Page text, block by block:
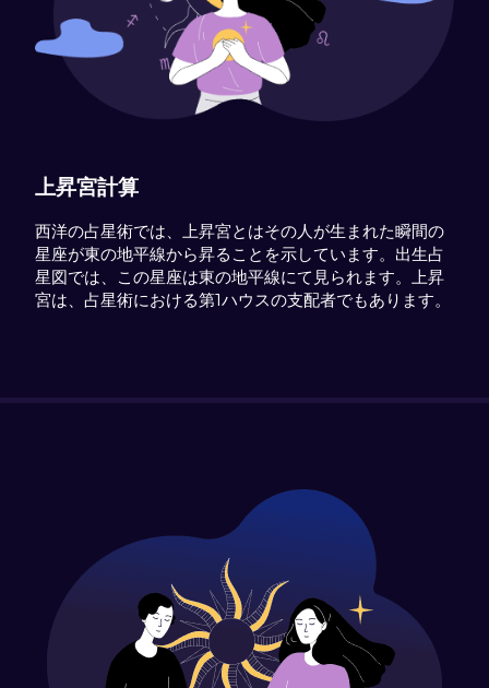
上昇宮計算
西洋の占星術では、上昇宮とはその人が生まれた瞬間の
星座が東の地平線から昇ることを示しています。出生占
星図では、この星座は東の地平線にて見られます。上昇
宮は、占星術における第1ハウスの支配者でもあります。